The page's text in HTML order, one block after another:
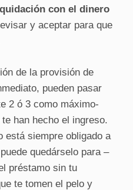
con el dinero
y aceptar para que
de la provisión de
pueden pasar
2 ó 3 como máximo-
han hecho el ingreso.
está siempre obligado a
quedárselo para –
préstamo sin tu
te tomen el pelo y